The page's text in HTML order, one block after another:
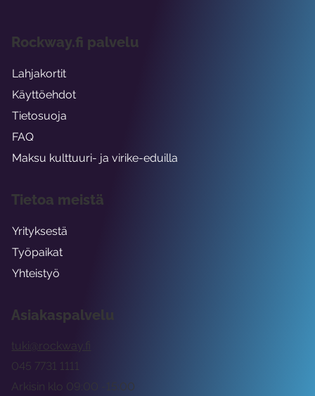
Asiakaspalvelu
tuki@rockway.fi
Arkisin klo 09:00 -15:00
045 7731 1111
Rockway.fi palvelu
Lahjakortit
Käyttöehdot
Tietosuoja
FAQ
Maksu kulttuuri- ja virike-eduilla
Tietoa meistä
Yrityksestä
Työpaikat
Yhteistyö